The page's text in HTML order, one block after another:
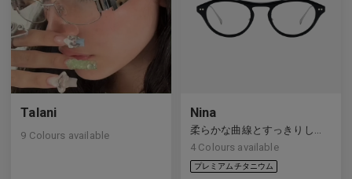
プレミアムチタニウム
Talani
9 Colours available
Nina
柔らかな曲線とすっきりしたラインをバランスよく備えた洗練された複合素材フレーム。
4 Colours available